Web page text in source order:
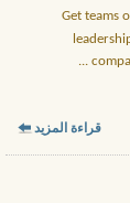
Get teams
...
قراءة المزيد